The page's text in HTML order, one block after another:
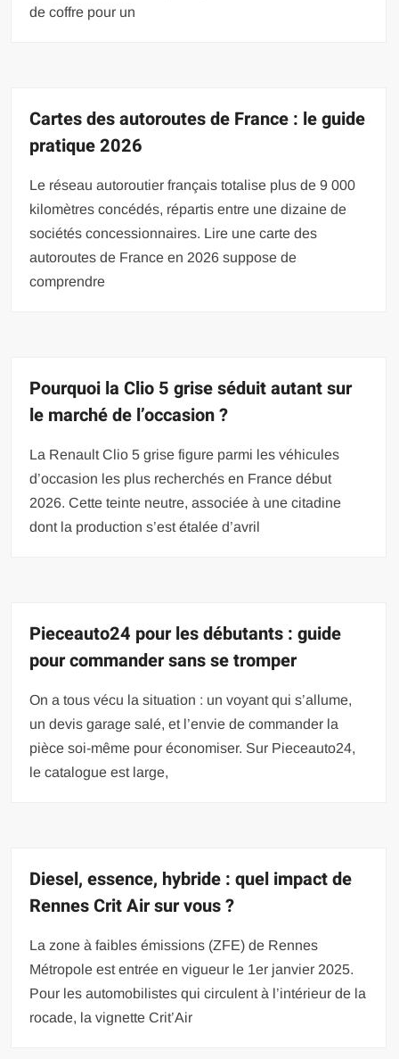
de coffre pour un
Cartes des autoroutes de France : le guide
pratique 2026
Le réseau autoroutier français totalise plus de 9 000
kilomètres concédés, répartis entre une dizaine de
sociétés concessionnaires. Lire une carte des
autoroutes de France en 2026 suppose de
comprendre
Pourquoi la Clio 5 grise séduit autant sur
le marché de l’occasion ?
La Renault Clio 5 grise figure parmi les véhicules
d’occasion les plus recherchés en France début
2026. Cette teinte neutre, associée à une citadine
dont la production s’est étalée d’avril
Pieceauto24 pour les débutants : guide
pour commander sans se tromper
On a tous vécu la situation : un voyant qui s’allume,
un devis garage salé, et l’envie de commander la
pièce soi-même pour économiser. Sur Pieceauto24,
le catalogue est large,
Diesel, essence, hybride : quel impact de
Rennes Crit Air sur vous ?
La zone à faibles émissions (ZFE) de Rennes
Métropole est entrée en vigueur le 1er janvier 2025.
Pour les automobilistes qui circulent à l’intérieur de la
rocade, la vignette Crit’Air